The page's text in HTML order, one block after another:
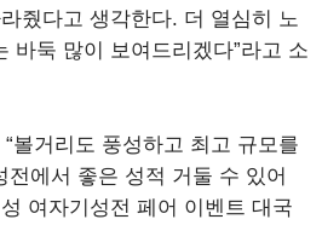
줬다고 생각한다. 더 열심히 노
바둑 많이 보여드리겠다”라고 소
볼거리도 풍성하고 최고 규모를
전에서 좋은 성적 거둘 수 있어
여자기성전 페어 이벤트 대국